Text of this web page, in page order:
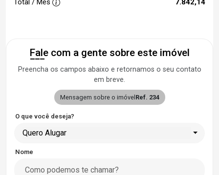
Total / Mês 7.842,14
Fale com a gente sobre este imóvel
Preencha os campos abaixo e retornamos o seu contato
em breve.
Mensagem sobre o imóvel Ref. 234
O que você deseja?
Quero Alugar
Nome